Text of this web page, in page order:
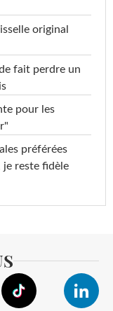
original
fait perdre un
pour les
préférées
je reste fidèle